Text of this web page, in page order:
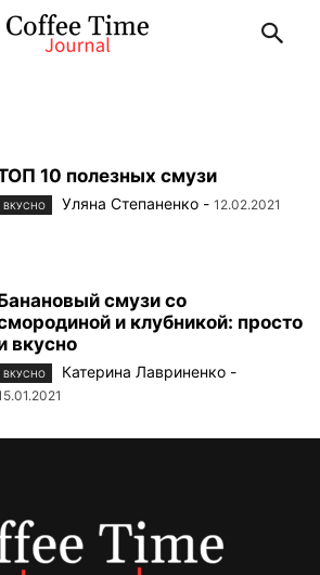
10 полезных смузи
ВКУСНО Уляна Степаненко - 12.02.2021
смузи со
и клубникой: просто
вкусно
ВКУСНО Катерина Лавриненко -